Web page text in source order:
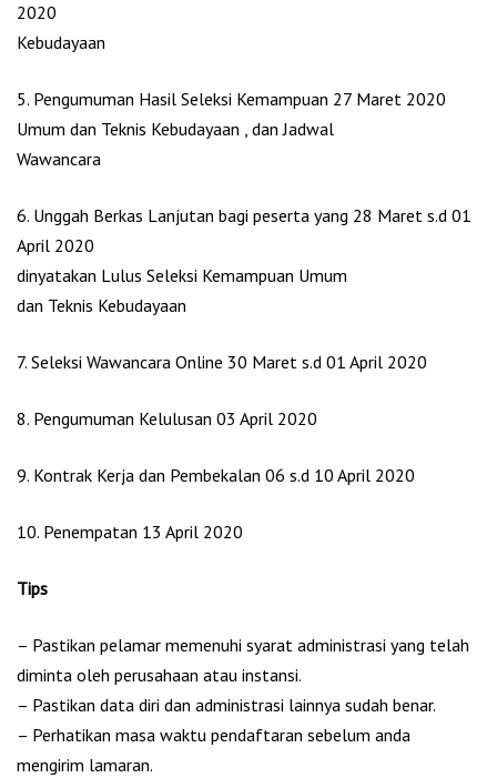
2020
Kebudayaan
5. Pengumuman Hasil Seleksi Kemampuan 27 Maret 2020
Umum dan Teknis Kebudayaan , dan Jadwal
Wawancara
6. Unggah Berkas Lanjutan bagi peserta yang 28 Maret s.d 01
April 2020
dinyatakan Lulus Seleksi Kemampuan Umum
dan Teknis Kebudayaan
7. Seleksi Wawancara Online 30 Maret s.d 01 April 2020
8. Pengumuman Kelulusan 03 April 2020
9. Kontrak Kerja dan Pembekalan 06 s.d 10 April 2020
10. Penempatan 13 April 2020
Tips
– Pastikan pelamar memenuhi syarat administrasi yang telah
diminta oleh perusahaan atau instansi.
– Pastikan data diri dan administrasi lainnya sudah benar.
– Perhatikan masa waktu pendaftaran sebelum anda
mengirim lamaran.